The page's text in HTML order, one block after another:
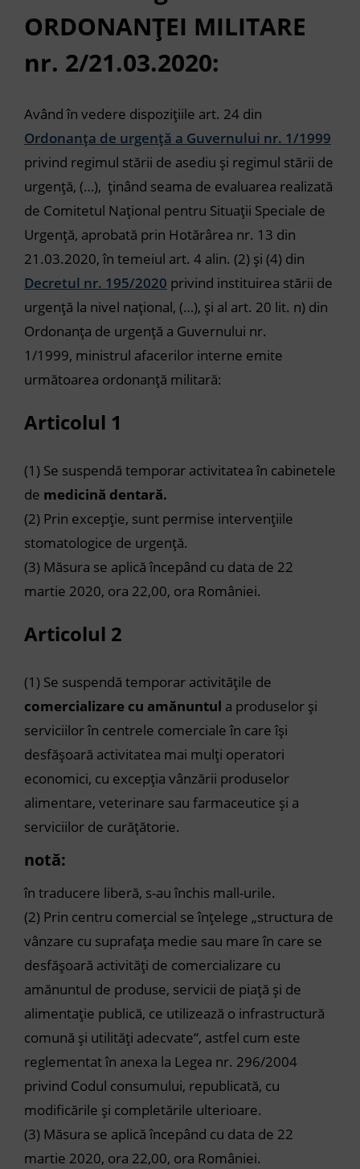
ORDONANȚEI MILITARE
nr. 2/21.03.2020:
Având în vedere dispozițiile art. 24 din
Ordonanța de urgență a Guvernului nr. 1/1999
privind regimul stării de asediu și regimul stării de
urgență, (…), ținând seama de evaluarea realizată
de Comitetul Național pentru Situații Speciale de
Urgență, aprobată prin Hotărârea nr. 13 din
21.03.2020,în temeiul art. 4 alin. (2) și (4) din
Decretul nr. 195/2020 privind instituirea stării de
urgență la nivel național, (…), și al art. 20 lit. n) din
Ordonanța de urgență a Guvernului nr.
1/1999, ministrul afacerilor interne emite
următoarea ordonanță militară:
Articolul 1
(1) Se suspendă temporar activitatea în cabinetele
de medicină dentară.
(2) Prin excepție, sunt permise intervențiile
stomatologice de urgență.
(3) Măsura se aplică începând cu data de 22
martie 2020, ora 22,00, ora României.
Articolul 2
(1) Se suspendă temporar activitățile de
comercializare cu amănuntul a produselor și
serviciilor în centrele comerciale în care își
desfășoară activitatea mai mulți operatori
economici, cu excepția vânzării produselor
alimentare, veterinare sau farmaceutice și a
serviciilor de curățătorie.
notă:
în traducere liberă, s-au închis mall-urile.
(2) Prin centru comercial se înțelege „structura de
vânzare cu suprafața medie sau mare în care se
desfășoară activități de comercializare cu
amănuntul de produse, servicii de piață și de
alimentație publică, ce utilizează o infrastructură
comună și utilități adecvate“, astfel cum este
reglementat în anexa la Legea nr. 296/2004
privind Codul consumului, republicată, cu
modificările și completările ulterioare.
(3) Măsura se aplică începând cu data de 22
martie 2020, ora 22,00, ora României.